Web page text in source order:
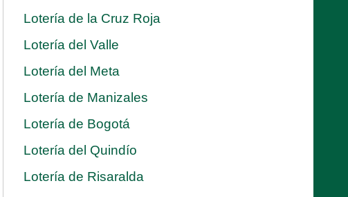
Lotería de la Cruz Roja
Lotería del Valle
Lotería del Meta
Lotería de Manizales
Lotería de Bogotá
Lotería del Quindío
Lotería de Risaralda